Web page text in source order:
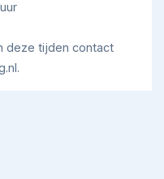
over plan
je medeplichtig
abortussen
DIT
deze tijden contact